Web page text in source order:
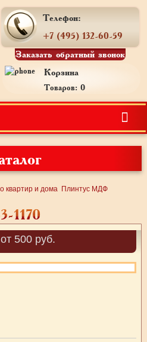
Телефон:
+7 (495) 132-60-59
Заказать обратный звонок
Корзина
Товаров: 0
квартир и дома Плинтус МДФ
1170
500 руб.